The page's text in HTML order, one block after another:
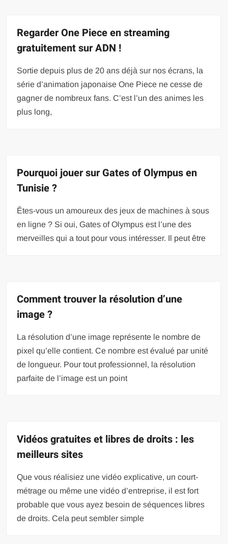
Regarder One Piece en streaming
gratuitement sur ADN !
Sortie depuis plus de 20 ans déjà sur nos écrans, la
série d’animation japonaise One Piece ne cesse de
gagner de nombreux fans. C’est l’un des animes les
plus long,
Pourquoi jouer sur Gates of Olympus en
Tunisie ?
Êtes-vous un amoureux des jeux de machines à sous
en ligne ? Si oui, Gates of Olympus est l’une des
merveilles qui a tout pour vous intéresser. Il peut être
Comment trouver la résolution d’une
image ?
La résolution d’une image représente le nombre de
pixel qu’elle contient. Ce nombre est évalué par unité
de longueur. Pour tout professionnel, la résolution
parfaite de l’image est un point
Vidéos gratuites et libres de droits : les
meilleurs sites
Que vous réalisiez une vidéo explicative, un court-
métrage ou même une vidéo d’entreprise, il est fort
probable que vous ayez besoin de séquences libres
de droits. Cela peut sembler simple